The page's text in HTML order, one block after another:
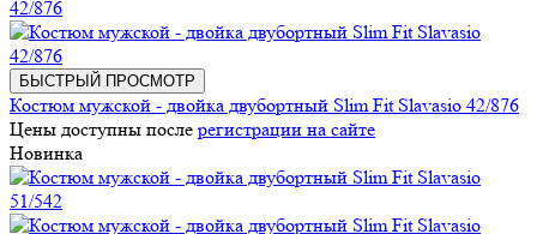
БЫСТРЫЙ ПРОСМОТР
Костюм мужской - двойка двубортный Slim Fit Slavasio 42/876
Цены доступны после регистрации на сайте
Новинка